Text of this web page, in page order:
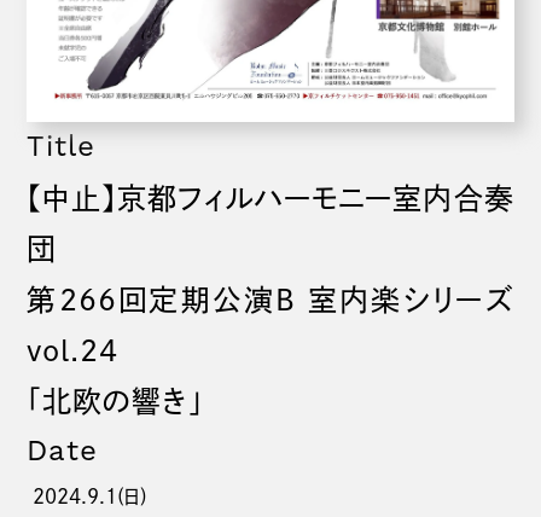
Title
【中止】京都フィルハーモニー室内合奏
団
第266回定期公演B 室内楽シリーズ
vol.24
「北欧の響き」
Date
2024.9.1(日)